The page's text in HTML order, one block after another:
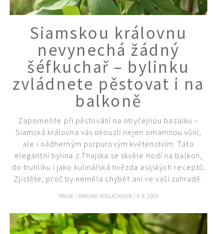
Siamskou královnu
nevynechá žádný
šéfkuchař – bylinku
zvládnete pěstovat i na
balkoně
Zapomeňte při pěstování na obyčejnou bazalku –
Siamská královna vás okouzlí nejen omamnou vůní,
ale i nádherným purpurovým květenstvím. Tato
elegantní bylina z Thajska se skvěle hodí na balkon,
do truhlíku i jako kulinářská hvězda asijských receptů.
Zjistěte, proč by neměla chybět ani ve vaší zahradě.
PRAXE / SIMONA SEDLÁČKOVÁ /4. 8. 2025